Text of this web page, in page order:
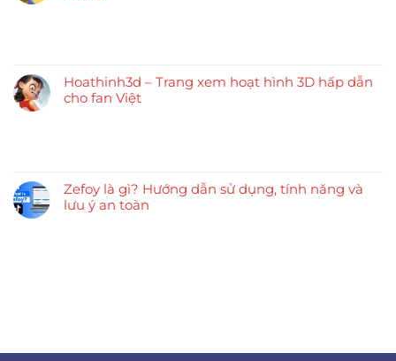
Hoathinh3d – Trang xem hoạt hình 3D hấp dẫn
cho fan Việt
Zefoy là gì? Hướng dẫn sử dụng, tính năng và
lưu ý an toàn